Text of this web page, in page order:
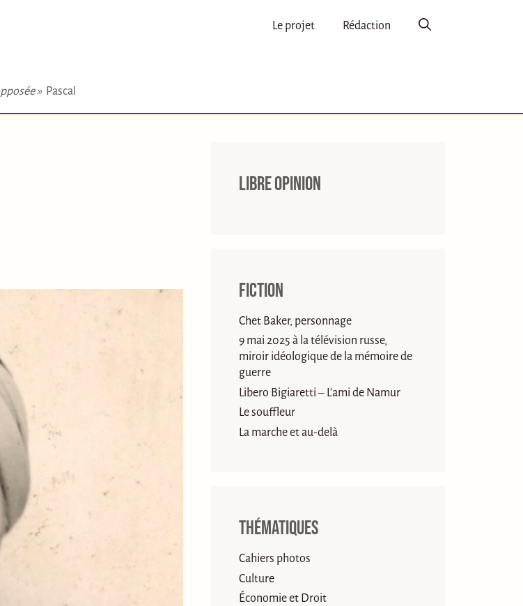
» Pascal
Le projet Rédaction
Libre opinion
Fiction
Chet Baker, personnage
9 mai 2025 à la télévision russe,
miroir idéologique de la mémoire de
guerre
Libero Bigiaretti – L’ami de Namur
Le souffleur
La marche et au-delà
Thématiques
Cahiers photos
Culture
Économie et Droit